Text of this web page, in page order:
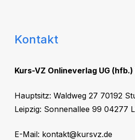
Kontakt
Kurs-VZ Onlineverlag UG (hfb.)
Hauptsitz: Waldweg 27 70192
Leipzig: Sonnenallee 99 04277
E-Mail: kontakt@kursvz.de